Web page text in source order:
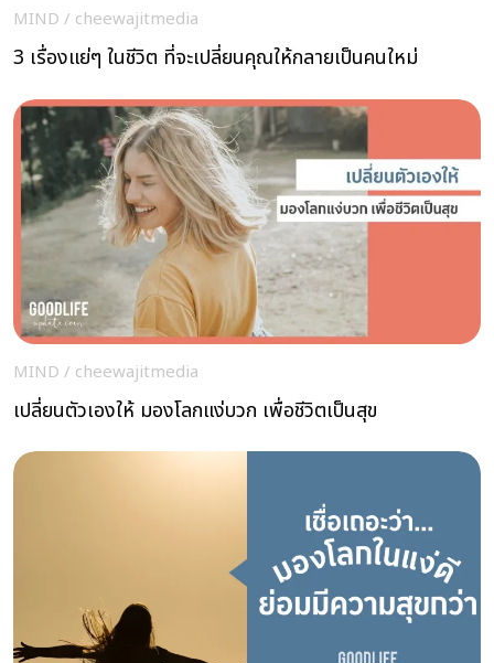
MIND / cheewajitmedia
3 เรื่องแย่ๆ ในชีวิต ที่จะเปลี่ยนคุณให้กลายเป็นคนใหม่
MIND / cheewajitmedia
เปลี่ยนตัวเองให้ มองโลกแง่บวก เพื่อชีวิตเป็นสุข